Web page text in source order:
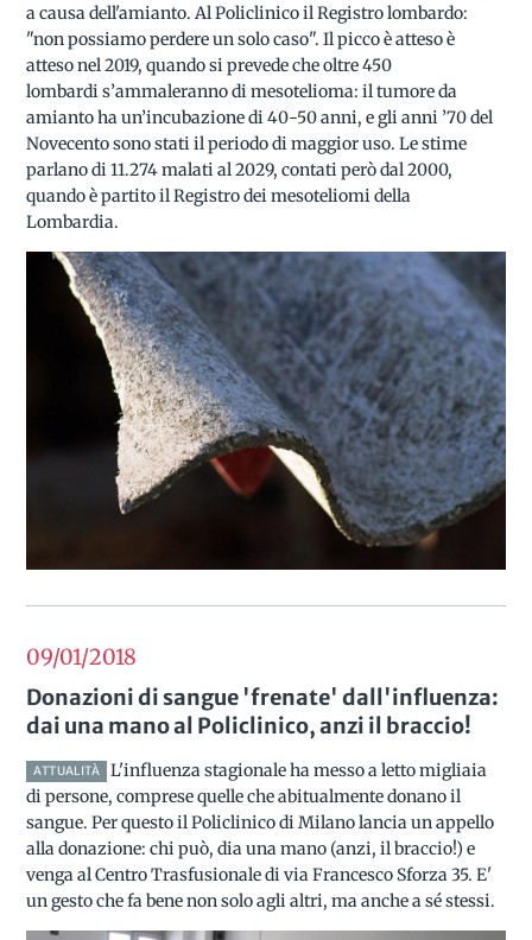
a causa dell'amianto. Al Policlinico il Registro lombardo:
"non possiamo perdere un solo caso". Il picco è atteso è
atteso nel 2019, quando si prevede che oltre 450
lombardi s’ammaleranno di mesotelioma: il tumore da
amianto ha un’incubazione di 40-50 anni, e gli anni ’70 del
Novecento sono stati il periodo di maggior uso. Le stime
parlano di 11.274 malati al 2029, contati però dal 2000,
quando è partito il Registro dei mesoteliomi della
Lombardia.
09/012018
Donazioni di sangue 'frenate' dall'influenza:
dai una mano al Policlinico, anzi il braccio!
ATTUALITÀ
L'influenza stagionale ha messo a letto migliaia
di persone, comprese quelle che abitualmente donano il
sangue. Per questo il Policlinico di Milano lancia un appello
alla donazione: chi può, dia una mano (anzi, il braccio!) e
venga al Centro Trasfusionale di via Francesco Sforza 35. E'
un gesto che fa bene non solo agli altri, ma anche a sé stessi.